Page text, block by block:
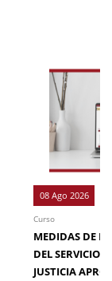
08 Ago 2026
Curso
MEDIDAS DE
DEL SERVICIO
JUSTICIA